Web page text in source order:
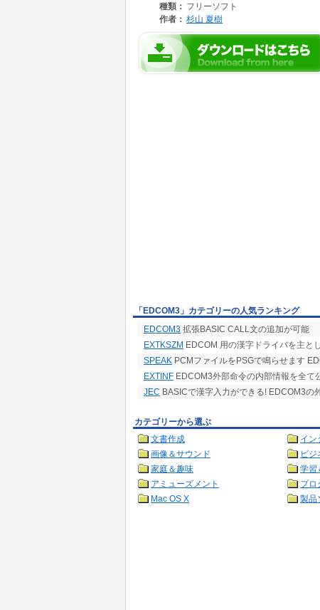
種類： フリーソフト
作者： 杉山 夏樹
「EDCOM3」カテゴリーの人気ランキング
EDCOM3 拡張BASIC CALL文の追加が可能
EXTKSZM EDCOM 用の漢字ドライバを主と
SPEAK PCMファイルをPSGで鳴らせます
EXTINF EDCOM3外部命令の内部情報を全て
JEC BASICで漢字入力ができる! EDCOM3の
カテゴリーから選ぶ
文書作成
イン
画像＆サウンド
ビジ
家庭＆趣味
学習
アミューズメント
プロ
Mac OS X
製品